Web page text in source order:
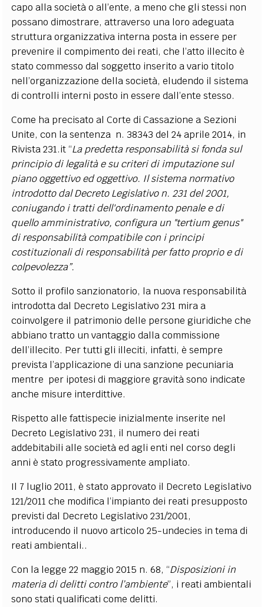
capo alla società o all’ente, a meno che gli stessi non
possano dimostrare, attraverso una loro adeguata
struttura organizzativa interna posta in essere per
prevenire il compimento dei reati, che l’atto illecito è
stato commesso dal soggetto inserito a vario titolo
nell’organizzazione della società, eludendo il sistema
di controlli interni posto in essere dall’ente stesso.
Come ha precisato al Corte di Cassazione a Sezioni
Unite, con la sentenza n. 38343 del 24 aprile 2014, in
Rivista 231.it “La predetta responsabilità si fonda sul
principio di legalità e su criteri di imputazione sul
piano oggettivo ed oggettivo. Il sistema normativo
introdotto dal Decreto Legislativo n. 231 del 2001,
coniugando i tratti dell'ordinamento penale e di
quello amministrativo, configura un "tertium genus"
di responsabilità compatibile con i principi
costituzionali di responsabilità per fatto proprio e di
colpevolezza”.
Sotto il profilo sanzionatorio, la nuova responsabilità
introdotta dal Decreto Legislativo 231 mira a
coinvolgere il patrimonio delle persone giuridiche che
abbiano tratto un vantaggio dalla commissione
dell’illecito. Per tutti gli illeciti, infatti, è sempre
prevista l’applicazione di una sanzione pecuniaria
mentre per ipotesi di maggiore gravità sono indicate
anche misure interdittive.
Rispetto alle fattispecie inizialmente inserite nel
Decreto Legislativo 231, il numero dei reati
addebitabili alle società ed agli enti nel corso degli
anni è stato progressivamente ampliato.
Il 7 luglio 2011, è stato approvato il Decreto Legislativo
121/2011 che modifica l’impianto dei reati presupposto
previsti dal Decreto Legislativo 231/2001,
introducendo il nuovo articolo 25-undecies in tema di
reati ambientali..
Con la legge 22 maggio 2015 n. 68, “Disposizioni in
materia di delitti contro l’ambiente”, i reati ambientali
sono stati qualificati come delitti.